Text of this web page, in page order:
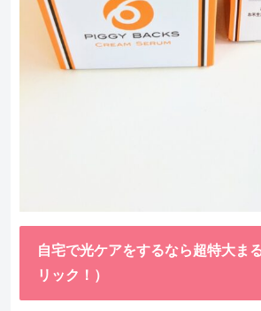
自宅で光ケアをするなら超特大ま
リック！）